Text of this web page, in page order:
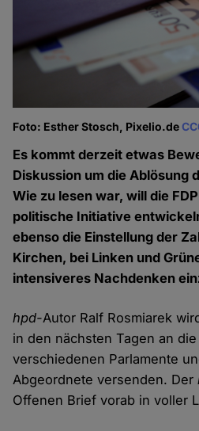
Foto: Esther Stosch, Pixelio.de
Es kommt derzeit etwas
Diskussion um die Ablösung
Wie zu lesen war, will die
politische Initiative
ebenso die Einstellung der
Kirchen, bei Linken und
intensiveres Nachdenken
hpd-Autor Ralf Rosmiarek
in den nächsten Tagen an
verschiedenen Parlamente
Abgeordnete versenden. Der
Offenen Brief vorab in voller